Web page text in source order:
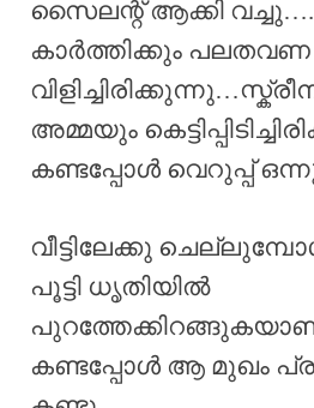
സൈലന്റ് ആക്കി
കാർത്തിക്കും പലതവണ
അമ്മയും
കണ്ടപ്പോൾ വെറുപ്പ്
വീട്ടിലേക്കു
പൂട്ടി ധൃതിയിൽ
കണ്ടപ്പോൾ ആ മുഖം